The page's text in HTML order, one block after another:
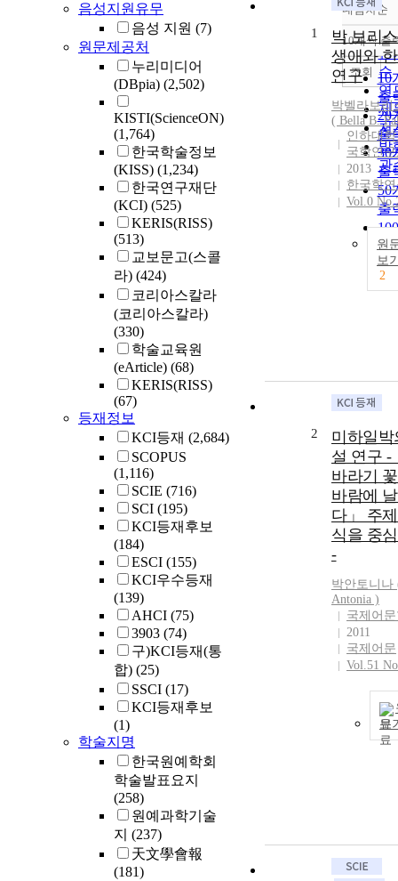
음성지원유무
음성 지원 (7)
원문제공처
누리미디어
(DBpia) (2,502)
KISTI(ScienceON)
(1,764)
한국학술정보
(KISS) (1,234)
한국연구재단
(KCI) (525)
KERIS(RISS)
(513)
교보문고(스콜
라) (424)
코리아스칼라
(코리아스칼라)
(330)
학술교육원
(eArticle) (68)
KERIS(RISS)
(67)
등재정보
KCI등재 (2,684)
SCOPUS
(1,116)
SCIE (716)
SCI (195)
KCI등재후보
(184)
ESCI (155)
KCI우수등재
(139)
AHCI (75)
3903 (74)
구)KCI등재(통
합) (25)
SSCI (17)
KCI등재후보
(1)
학술지명
한국원예학회
학술발표요지
(258)
원예과학기술
지 (237)
天文學會報
(181)
정
순
인
순
연
제
저
발
관
내림차순
내
10개씩 출
10
출
20
출
30
출
50
출
출
조회
1
박 보리
생애와
연구
박벨라보리
( Bella B.
인하대
국학연
2013
한국학
Vol.0
원
보
2
2
미하일박
설 연구 -
바라기
바람에
다」 주
식을 중
-
박안토니
Antonia )
국제어
2011
국제어문
Vol.51
보